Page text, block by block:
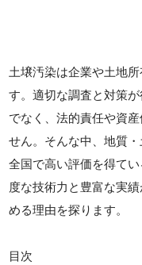
土壌汚染は企業や土地
す。適切な調査と対策
でなく、法的責任や資
せん。そんな中、地質
全国で高い評価を得て
度な技術力と豊富な実
める理由を探ります。
目次